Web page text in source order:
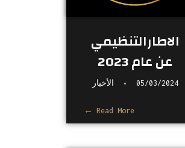
الاطارالتنظيمي
عن عام 2023
05/03/2024 الأخبار
Read More